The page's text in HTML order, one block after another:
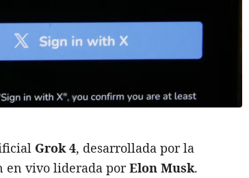
Grok 4, desarrollada por la
en vivo liderada porElon Musk.